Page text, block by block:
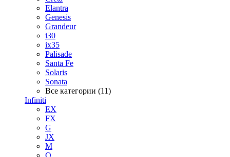
Elantra
Genesis
Grandeur
i30
ix35
Palisade
Santa Fe
Solaris
Sonata
Все категории (11)
Infiniti
EX
FX
G
JX
M
Q